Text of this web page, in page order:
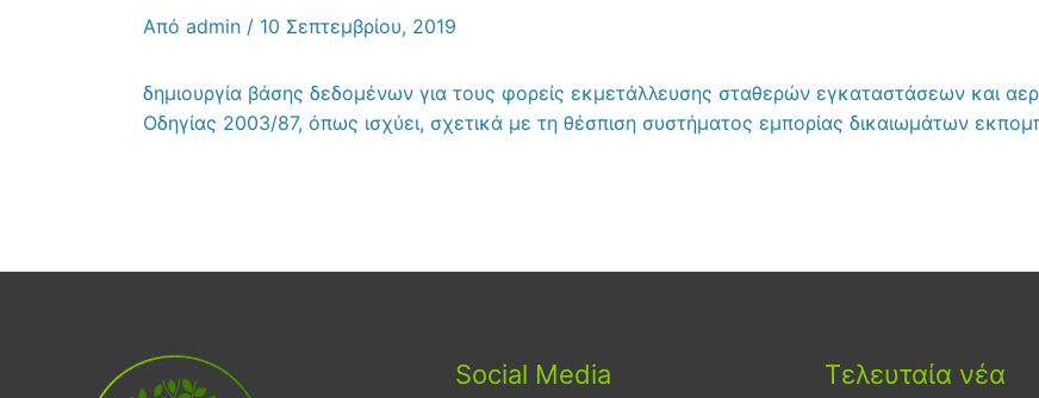
Από admin / 10 Σεπτεμβρίου, 2019
δημιουργία βάσης δεδομένων για τους φορείς εκμετάλλευσης σταθερών εγκαταστάσεων και
Οδηγίας 2003/87, όπως ισχύει, σχετικά με τη θέσπιση συστήματος εμπορίας δικαιωμάτων
Social Media Τελευταία νέα